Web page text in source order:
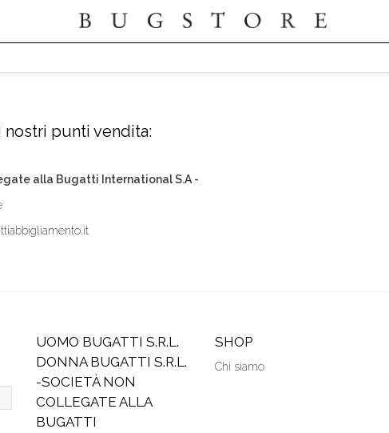
punti vendita:
alla Bugatti International S.A -
UOMO BUGATTI S.R.L.
DONNA BUGATTI S.R.L.
-SOCIETÀ NON
COLLEGATE ALLA
BUGATTI
SHOP
Chi siamo